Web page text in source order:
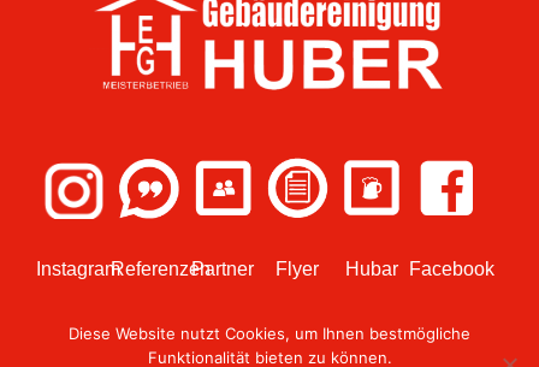
InstagramReferenzenPartner Flyer Hubar Facebook
Diese Website nutzt Cookies, um Ihnen bestmögliche
Funktionalität bieten zu können.